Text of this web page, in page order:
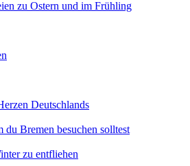
zu Ostern und im Frühling
Deutschlands
Bremen besuchen solltest
zu entfliehen